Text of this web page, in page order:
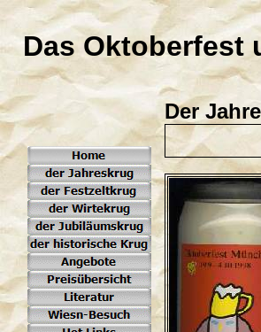
Das Oktoberfest
Der